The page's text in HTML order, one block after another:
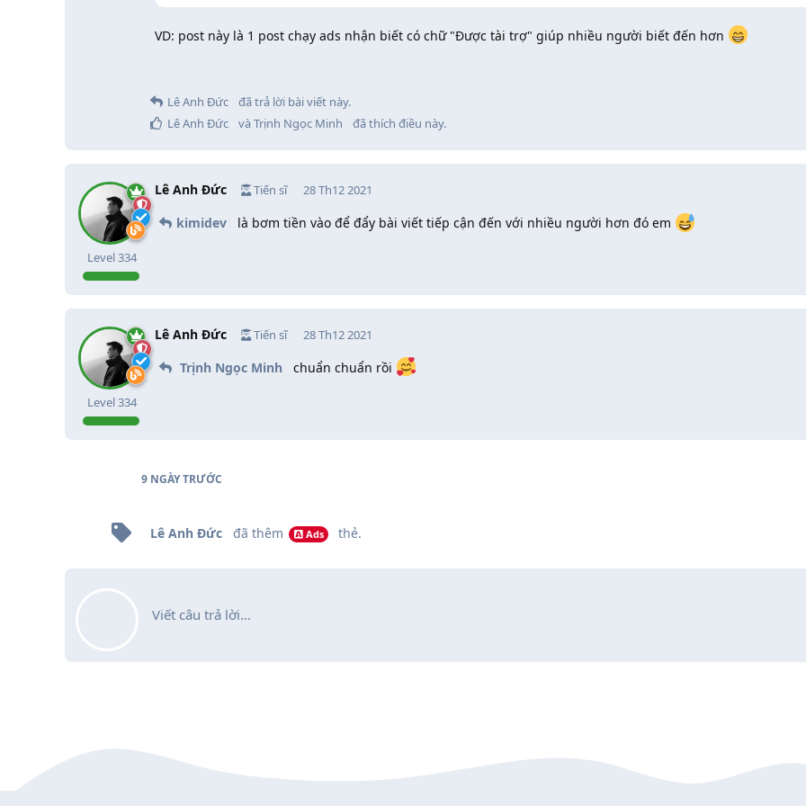
VD: post này là 1 post chạy ads nhận biết có chữ "Được tài trợ" giúp nhiều người biết đến hơn
Lê Anh Đức
đã trả lời bài viết này.
Lê Anh Đức
vàTrịnh Ngọc Minh đã thích điều này.
Lê Anh Đức Tiến sĩ
Level334
28 Th12 2021
kimidev là bơm tiền vào để đẩy bài viết tiếp cận đến với nhiều người hơn đó em
Lê Anh Đức Tiến sĩ
Level334
28 Th12 2021
Trịnh Ngọc Minh chuẩn chuẩn rồi
9 NGÀYTRƯỚC
Lê Anh Đức đã thêm Ads thẻ.
Viết câu trả lời...